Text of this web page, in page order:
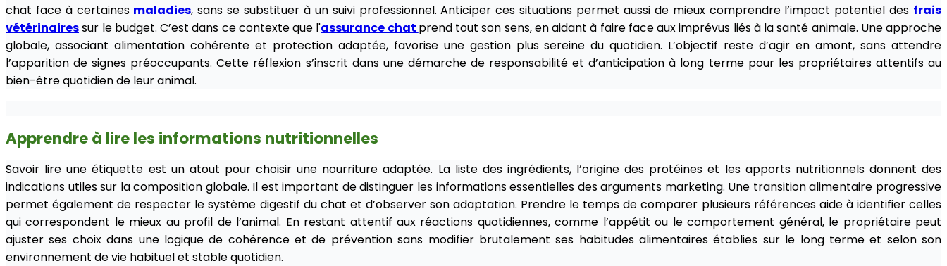
chat face à certaines maladies, sans se substituer à un suivi professionnel. Anticiper ces situations permet aussi de mieux comprendre l’impact potentiel des frais
vétérinairessur le budget. C’est dans ce contexte que l'assurance chat prend tout son sens, en aidant à faire face aux imprévus liés à la santé animale. Une approche
globale, associant alimentation cohérente et protection adaptée, favorise une gestion plus sereine du quotidien. L’objectif reste d’agir en amont, sans attendre
l’apparition de signes préoccupants. Cette réflexion s’inscrit dans une démarche de responsabilité et d’anticipation à long terme pour les propriétaires attentifs au
bien-être quotidien de leur animal.
Apprendre à lire les informations nutritionnelles
Savoir lire une étiquette est un atout pour choisir une nourriture adaptée. La liste des ingrédients, l’origine des protéines et les apports nutritionnels donnent des
indications utiles sur la composition globale. Il est important de distinguer les informations essentielles des arguments marketing. Une transition alimentaire progressive
permet également de respecter le système digestif du chat et d’observer son adaptation. Prendre le temps de comparer plusieurs références aide à identifier celles
qui correspondent le mieux au profil de l’animal. En restant attentif aux réactions quotidiennes, comme l’appétit ou le comportement général, le propriétaire peut
ajuster ses choix dans une logique de cohérence et de prévention sans modifier brutalement ses habitudes alimentaires établies sur le long terme et selon son
environnement de vie habituel et stable quotidien.